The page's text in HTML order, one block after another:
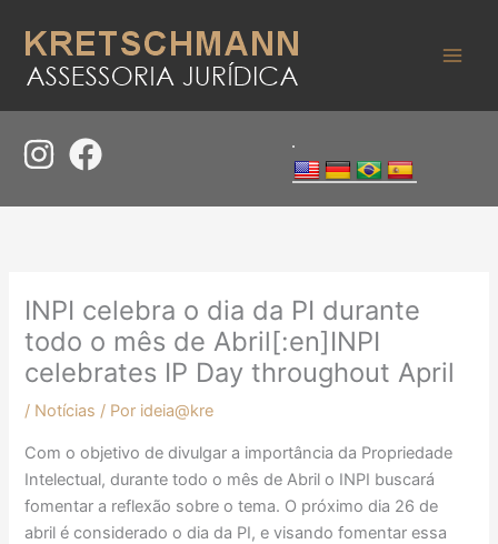
para
conteúdo
INPI celebra o dia da PI durante
todo o mês de Abril[:en]INPI
celebrates IP Day throughout April
/ Notícias / Por ideia@kre
Com o objetivo de divulgar a importância da Propriedade
Intelectual, durante todo o mês de Abril o INPI buscará
fomentar a reflexão sobre o tema. O próximo dia 26 de
abril é considerado o dia da PI, e visando fomentar essa